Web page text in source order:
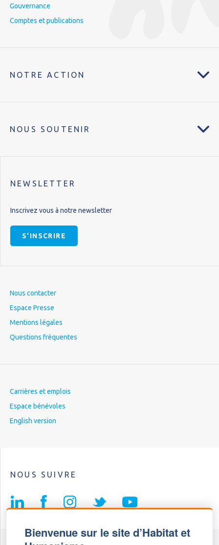
Bienvenue sur le site d’Habitat et
Gouvernance
Comptes et publications
NOTRE ACTION
NOUS SOUTENIR
NEWSLETTER
Inscrivez vous à notre newsletter
S'INSCRIRE
Nous contacter
Espace Presse
Mentions légales
Questions fréquentes
Carrières et emplois
Espace bénévoles
English version
NOUS SUIVRE